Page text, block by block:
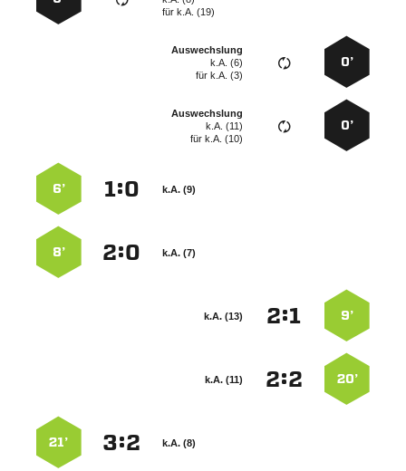
fürk.A. (19)
0’
Auswechslung
k.A. (6)
fürk.A. (3)
0’
Auswechslung
k.A. (11)
fürk.A. (10)
k.A. (9)
:
6’
k.A. (7)
:
8’
9’
:
k.A. (13)
20’
:
k.A. (11)
k.A. (8)
:
21’